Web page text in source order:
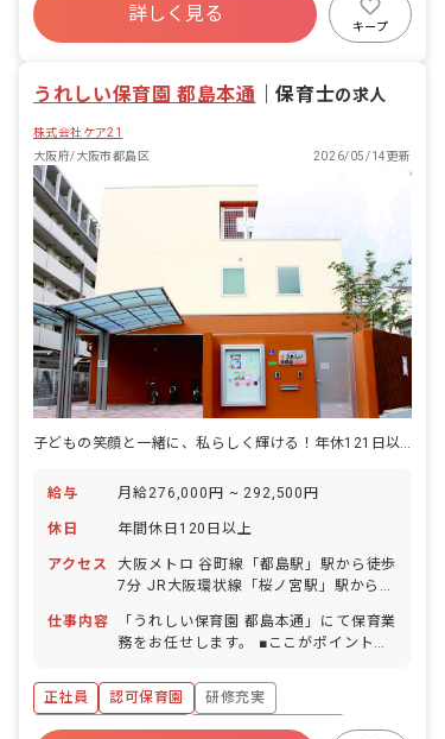
昇給昇進あり
産休育休制度
詳しく見る
キープ
うれしい保育園 都島本通 ｜保育士の求人
株式会社ケア21
大阪府/大阪市都島区
2026/05/14更新
給与 月給276,000円 ~ 292,500円
休日 年間休日120日以上
アクセス
大阪メトロ 谷町線「都島駅」駅から徒歩
7分 JR大阪環状線「桜ノ宮駅」駅から徒
スペース完備）
仕事内容
「うれしい保育園 都島本通」にて保育業
務をお任せします。 ■ここがポイント！
す。 保育園での経験・未経験を問わず大
歓迎です。 子どもたちへの丁寧なかかわ
りを常に研究すると同時に、幼児クラス
正社員 認可保育園
研修充実
ボーナス・賞与あり
年間休日120日以上